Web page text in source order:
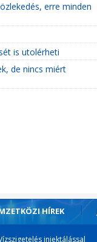
erre minden
is utolérheti
de nincs miért
HÍREK
injektálással